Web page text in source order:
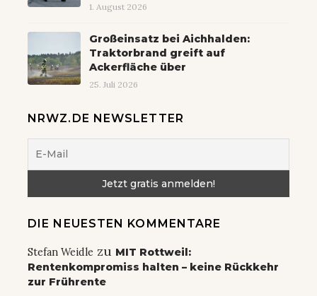
1. August 2026
Großeinsatz bei Aichhalden:
Traktorbrand greift auf
Ackerfläche über
25. Juli 2026
NRWZ.DE NEWSLETTER
DIE NEUESTEN KOMMENTARE
Stefan Weidle zu MIT Rottweil:
Rentenkompromiss halten – keine Rückkehr
zur Frührente